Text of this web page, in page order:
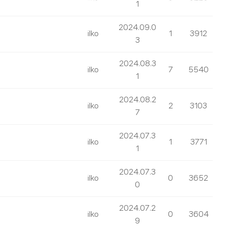
1
ilko
2024.09.0
3
1 3912
ilko
2024.08.3
1
7 5540
ilko
2024.08.2
7
2 3103
ilko
2024.07.3
1
1 3771
ilko
2024.07.3
0
0 3652
ilko
2024.07.2
9
0 3604